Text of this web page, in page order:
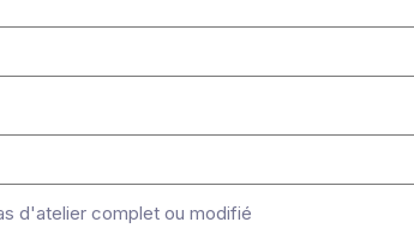
d'atelier complet ou modifié